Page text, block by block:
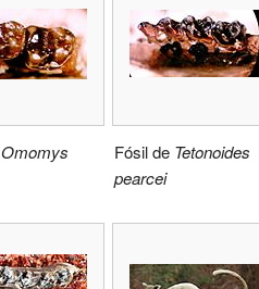
Omomys
Fósil de Tetonoides
pearcei